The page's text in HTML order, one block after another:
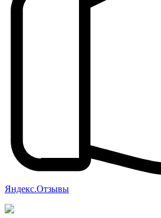
Яндекс.Отзывы